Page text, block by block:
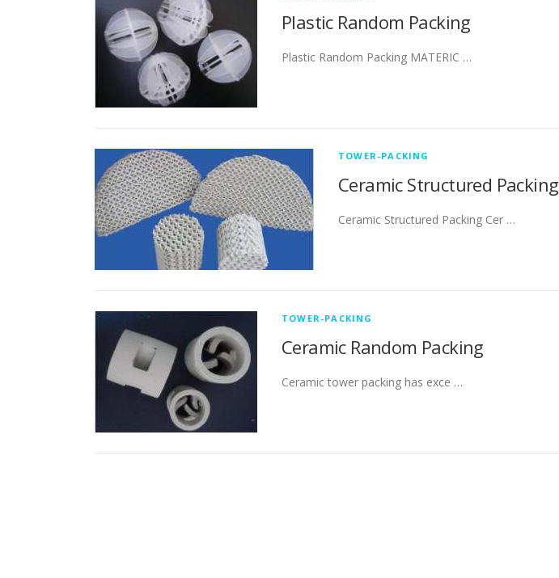
Plastic Random Packing
Plastic Random Packing MATERIC …
TOWER-PACKING
Ceramic Structured Packing
Ceramic Structured Packing Cer …
TOWER-PACKING
Ceramic Random Packing
Ceramic tower packing has exce …